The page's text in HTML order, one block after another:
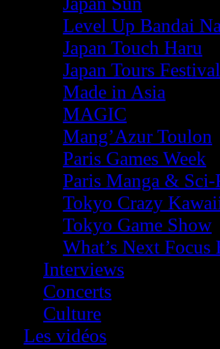
Level Up Bandai
Japan Touch Haru
Japan Tours Festival
Made in Asia
MAGIC
Mang’Azur Toulon
Paris Games Week
Paris Manga &
Tokyo Crazy
Tokyo Game Show
What’s Next
Interviews
Concerts
Culture
Les vidéos